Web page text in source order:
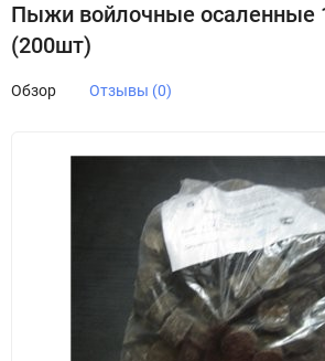
Пыжи войлочные осаленные
(200шт)
Обзор Отзывы (0)